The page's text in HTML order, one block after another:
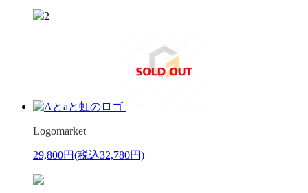
2
Logomarket
29,800円(税込32,780円)